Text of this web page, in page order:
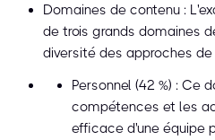
Domaines de contenu :
de trois grands domaines
diversité des approches
Personnel (42 %) : Ce
compétences et les
efficace d'une équipe